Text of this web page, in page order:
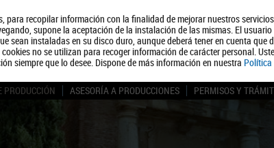
para recopilar información con la finalidad de mejorar nuestros
supone la aceptación de la instalación de las mismas. El
sean instaladas en su disco duro, aunque deberá tener en cuenta que
no se utilizan para recoger información de carácter personal.
siempre que lo desee. Dispone de más información en nuestra Política
Quiénes somos
PRODUCCIÓN ASESORÍA A PRODUCCIONES PERMISOS Y